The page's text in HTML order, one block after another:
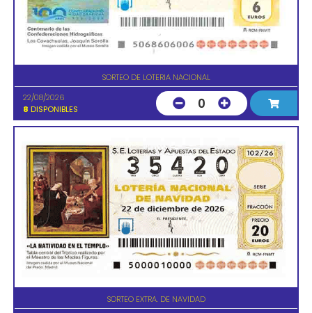
SORTEO DE LOTERIA NACIONAL
22/08/2026
8 DISPONIBLES 0
SORTEO EXTRA. DE NAVIDAD